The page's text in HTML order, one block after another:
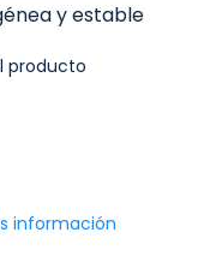
y estable
producto
información